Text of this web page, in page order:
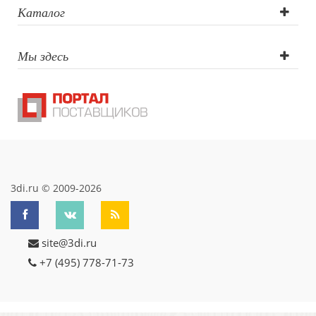
шелкография,
круговая УФ-
печать
Каталог
Мы здесь
3di.ru © 2009-2026
site@3di.ru
+7 (495) 778-71-73